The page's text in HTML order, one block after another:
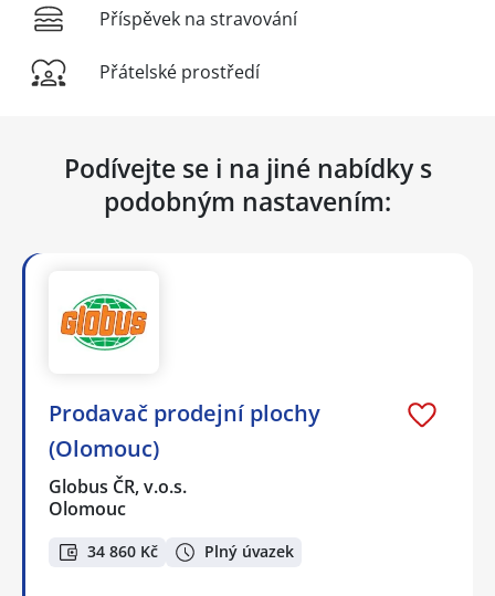
Příspěvek na stravování
Přátelské prostředí
Podívejte se i na jiné nabídky s
podobným nastavením:
Prodavač prodejní plochy
(Olomouc)
Globus ČR, v.o.s.
Olomouc
34 860 Kč Plný úvazek